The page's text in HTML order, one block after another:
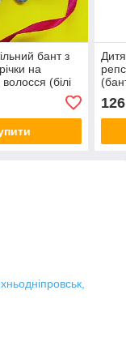
бант з
на
(білі
роботи в
для
для
126